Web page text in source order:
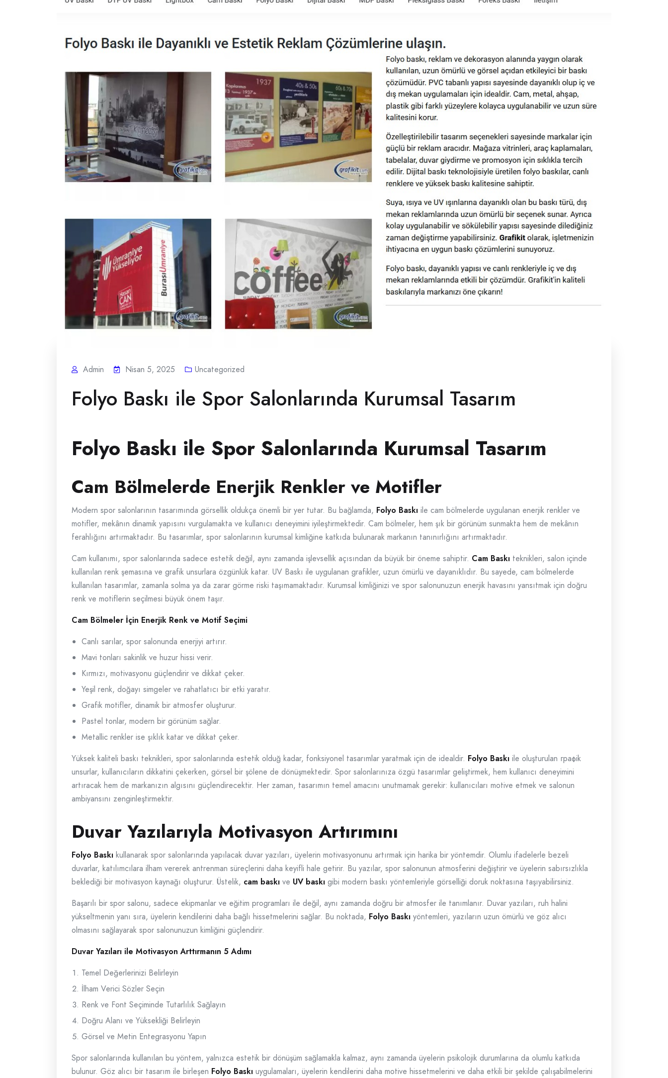
Admin Nisan 5, 2025 Uncategorized
Folyo Baskı ile Spor Salonlarında Kurumsal Tasarım
Folyo Baskı ile Spor Salonlarında Kurumsal Tasarım
Cam Bölmelerde Enerjik Renkler ve Motifler
Modern spor salonlarının tasarımında görsellik oldukça önemli bir yer tutar. Bu bağlamda, Folyo Baskı ile cam bölmelerde uygulanan enerjik renkler ve
motifler, mekânın dinamik yapısını vurgulamakta ve kullanıcı deneyimini iyileştirmektedir. Cam bölmeler, hem şık bir görünüm sunmakta hem de mekânın
ferahlığını artırmaktadır. Bu tasarımlar, spor salonlarının kurumsal kimliğine katkıda bulunarak markanın tanınırlığını artırmaktadır.
Cam kullanımı, spor salonlarında sadece estetik değil, aynı zamanda işlevsellik açısından da büyük bir öneme sahiptir. Cam Baskı teknikleri, salon içinde
kullanılan renk şemasına ve grafik unsurlara özgünlük katar. UV Baskı ile uygulanan grafikler, uzun ömürlü ve dayanıklıdır. Bu sayede, cam bölmelerde
kullanılan tasarımlar, zamanla solma ya da zarar görme riski taşımamaktadır. Kurumsal kimliğinizi ve spor salonunuzun enerjik havasını yansıtmak için doğru
renk ve motiflerin seçilmesi büyük önem taşır.
Cam Bölmeler İçin Enerjik Renk ve Motif Seçimi
Canlı sarılar, spor salonunda enerjiyi artırır.
Mavi tonları sakinlik ve huzur hissi verir.
Kırmızı, motivasyonu güçlendirir ve dikkat çeker.
Yeşil renk, doğayı simgeler ve rahatlatıcı bir etki yaratır.
Grafik motifler, dinamik bir atmosfer oluşturur.
Pastel tonlar, modern bir görünüm sağlar.
Metallic renkler ise şıklık katar ve dikkat çeker.
Yüksek kaliteli baskı teknikleri, spor salonlarında estetik olduğ kadar, fonksiyonel tasarımlar yaratmak için de idealdir. Folyo Baskı ile oluşturulan графik
unsurlar, kullanıcıların dikkatini çekerken, görsel bir şölene de dönüşmektedir. Spor salonlarınıza özgü tasarımlar geliştirmek, hem kullanıcı deneyimini
artıracak hem de markanızın algısını güçlendirecektir. Her zaman, tasarımın temel amacını unutmamak gerekir: kullanıcıları motive etmek ve salonun
ambiyansını zenginleştirmektir.
Duvar Yazılarıyla Motivasyon Artırımını
Folyo Baskı kullanarak spor salonlarında yapılacak duvar yazıları, üyelerin motivasyonunu artırmak için harika bir yöntemdir. Olumlu ifadelerle bezeli
duvarlar, katılımcılara ilham vererek antrenman süreçlerini daha keyifli hale getirir. Bu yazılar, spor salonunun atmosferini değiştirir ve üyelerin sabırsızlıkla
beklediği bir motivasyon kaynağı oluşturur. Üstelik, cam baskı ve UV baskı gibi modern baskı yöntemleriyle görselliği doruk noktasına taşıyabilirsiniz.
Başarılı bir spor salonu, sadece ekipmanlar ve eğitim programları ile değil, aynı zamanda doğru bir atmosfer ile tanımlanır. Duvar yazıları, ruh halini
yükseltmenin yanı sıra, üyelerin kendilerini daha bağlı hissetmelerini sağlar. Bu noktada, Folyo Baskı yöntemleri, yazıların uzun ömürlü ve göz alıcı
olmasını sağlayarak spor salonunuzun kimliğini güçlendirir.
Duvar Yazıları ile Motivasyon Arttırmanın 5 Adımı
Temel Değerlerinizi Belirleyin
İlham Verici Sözler Seçin
Renk ve Font Seçiminde Tutarlılık Sağlayın
Doğru Alanı ve Yüksekliği Belirleyin
Görsel ve Metin Entegrasyonu Yapın
Spor salonlarında kullanılan bu yöntem, yalnızca estetik bir dönüşüm sağlamakla kalmaz, aynı zamanda üyelerin psikolojik durumlarına da olumlu katkıda
bulunur. Göz alıcı bir tasarım ile birleşen Folyo Baskı uygulamaları, üyelerin kendilerini daha motive hissetmelerini ve daha etkili bir şekilde çalışabilmelerini